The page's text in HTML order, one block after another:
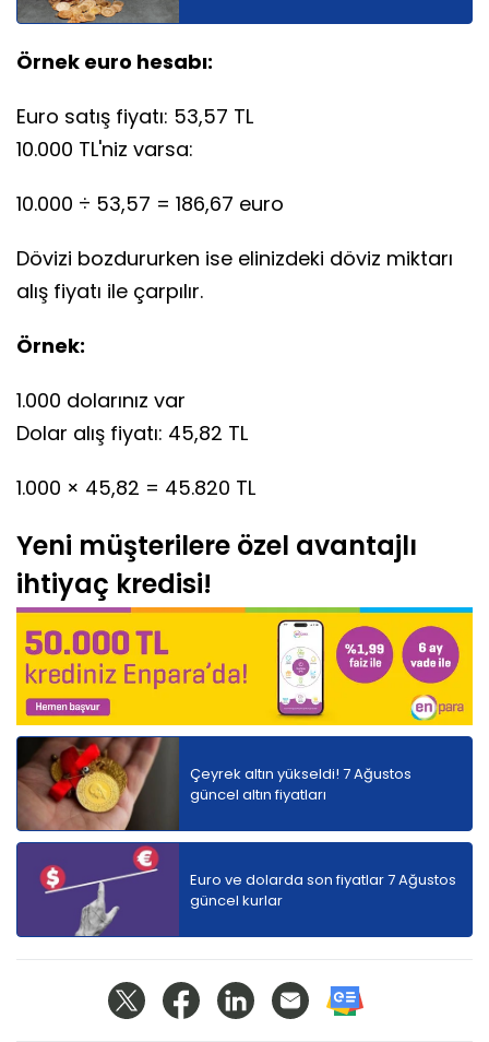
Örnek euro hesabı:
Euro satış fiyatı: 53,57 TL
10.000 TL'niz varsa:
10.000 ÷ 53,57 = 186,67 euro
Dövizi bozdururken ise elinizdeki döviz miktarı
alış fiyatı ile çarpılır.
Örnek:
1.000 dolarınız var
Dolar alış fiyatı: 45,82 TL
1.000 × 45,82 = 45.820 TL
Yeni müşterilere özel avantajlı
ihtiyaç kredisi!
Çeyrek altın yükseldi! 7 Ağustos
güncel altın fiyatları
Euro ve dolarda son fiyatlar 7 Ağustos
güncel kurlar